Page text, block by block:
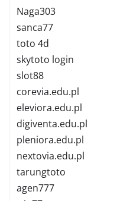
Naga303
sanca77
toto 4d
skytoto login
slot88
corevia.edu.pl
eleviora.edu.pl
digiventa.edu.pl
pleniora.edu.pl
nextovia.edu.pl
tarungtoto
agen777